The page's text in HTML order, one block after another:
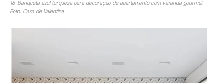
18. Banqueta azul turquesa para decoração de apartamento com varanda gourmet –
Foto: Casa de Valentina